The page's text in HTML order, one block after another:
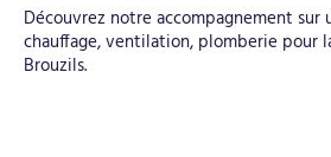
Découvrez notre accompagnement
chauffage, ventilation, plomberie pour
Brouzils.